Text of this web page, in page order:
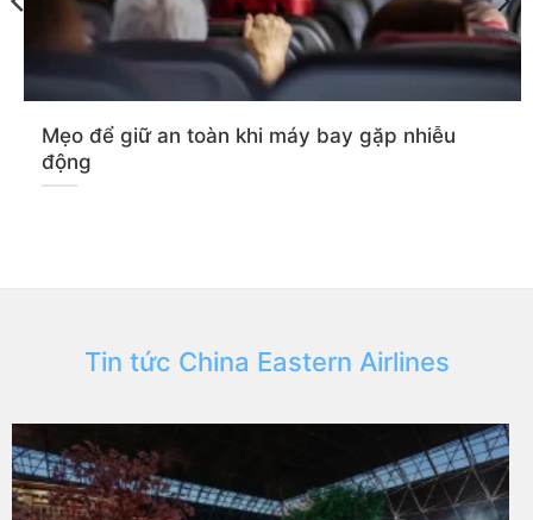
Mẹo để giữ an toàn khi máy bay gặp nhiễu
động
Tin tức China Eastern Airlines